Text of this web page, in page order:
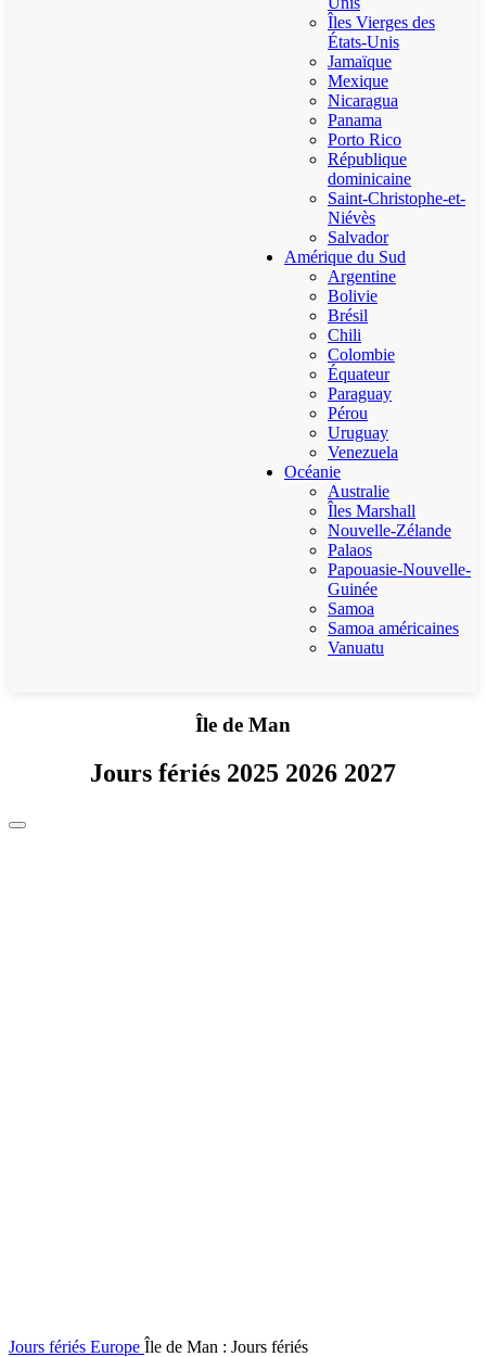
Îles Vierges des
États-Unis
Jamaïque
Mexique
Nicaragua
Panama
Porto Rico
République
dominicaine
Saint-Christophe-et-
Niévès
Salvador
Amérique du Sud
Argentine
Bolivie
Brésil
Chili
Colombie
Équateur
Paraguay
Pérou
Uruguay
Venezuela
Océanie
Australie
Îles Marshall
Nouvelle-Zélande
Palaos
Papouasie-Nouvelle-
Guinée
Samoa
Samoa américaines
Vanuatu
Île de Man
Jours fériés 2025 2026 2027
Jours fériés Europe Île de Man : Jours fériés